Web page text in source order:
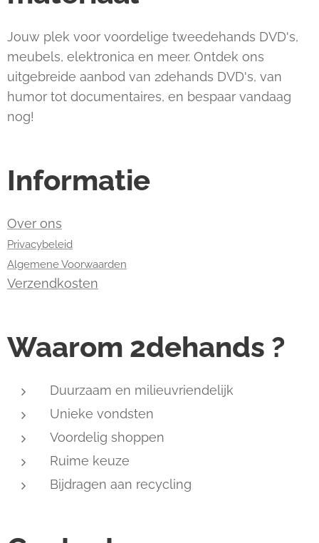
Jouw plek voor voordelige tweedehands DVD's,
meubels, elektronica en meer. Ontdek ons
uitgebreide aanbod van 2dehands DVD's, van
humor tot documentaires, en bespaar vandaag
nog!
Informatie
Over ons
Privacybeleid
Algemene Voorwaarden
Verzendkosten
Waarom 2dehands ?
Duurzaam en milieuvriendelijk
Unieke vondsten
Voordelig shoppen
Ruime keuze
Bijdragen aan recycling